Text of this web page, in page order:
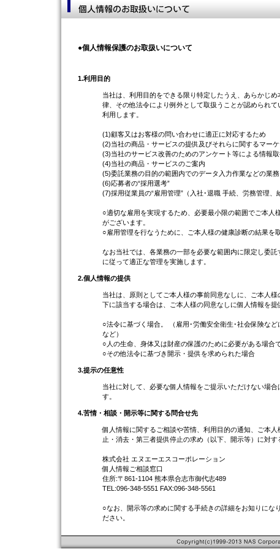
●個人情報保護のお取扱いについて
1.利用目的
当社は、利用目的をできる限り特定したうえ、あらかじ
律、その他法令により例外として取扱うことが認められ
利用します。
(1)顧客又はお客様の問い合わせに適正に対応するため
(2)当社の商品・サービスの提供及びそれらに関するマー
(3)当社のサービス改善のためのアンケート等による情報
(4)当社の商品・サービスのご案内
(5)委託業務の目的の範囲内でのデータ入力作業などの業務
(6)応募者の“採用選考”
(7)採用従業員の“雇用管理”（入社･退職 手続、労務管理、
○適切な雇用を実現するため、必要最小限の範囲でご本人
がございます。
○雇用管理を行なうために、ご本人様の健康診断の結果を
なお当社では、各業務の一部を必要な範囲内に限定し委
に従って適正な管理を実施します。
2.個人情報の提供
当社は、原則としてご本人様の事前同意なしに、ご本人
下に該当する場合は、ご本人様の同意なしに個人情報を提
○法令に基づく場合。 （雇用･労働安全衛生･社会保険な
など）
○人の生命、身体又は財産の保護のために必要がある場合
○その他法令に基づき開示・提供を求められた場合
3.提示の任意性
当社に対して、必要な個人情報をご提示いただけない場
す。
4.苦情・相談・開示等に関する問合せ先
個人情報に関するご相談や苦情、利用目的の通知、ご本
止・消去・第三者提供停止の求め（以下、開示等）に対す
株式会社 エヌエーエスコーポレーション
個人情報ご相談窓口
住所:〒861-1104 熊本県合志市御代志489
TEL:096-348-5551 FAX:096-348-5561
○なお、開示等の求めに関する手続きの詳細をお知りにな
ださい。